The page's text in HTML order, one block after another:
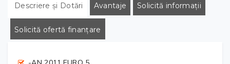
Descriere și Dotări Avantaje Solicită informații
Solicită ofertă finanțare